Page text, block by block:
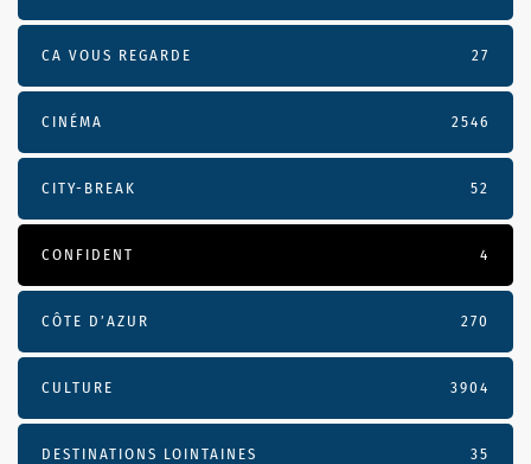
CA VOUS REGARDE 27
CINÉMA 2546
CITY-BREAK 52
CONFIDENT 4
CÔTE D’AZUR 270
CULTURE 3904
DESTINATIONS LOINTAINES 35